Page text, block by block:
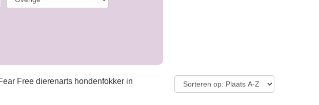
Free dierenarts hondenfokker in